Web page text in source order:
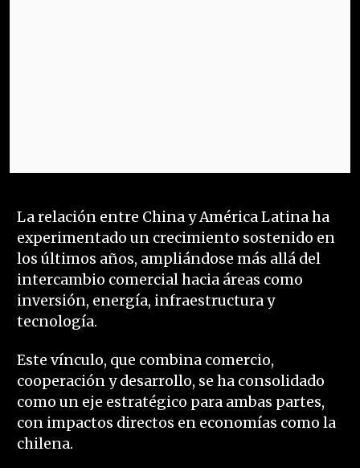
La relación entre China y América Latina ha
experimentado un crecimiento sostenido en
los últimos años, ampliándose más allá del
intercambio comercial hacia áreas como
inversión, energía, infraestructura y
tecnología.
Este vínculo, que combina comercio,
cooperación y desarrollo, se ha consolidado
como un eje estratégico para ambas partes,
con impactos directos en economías como la
chilena.